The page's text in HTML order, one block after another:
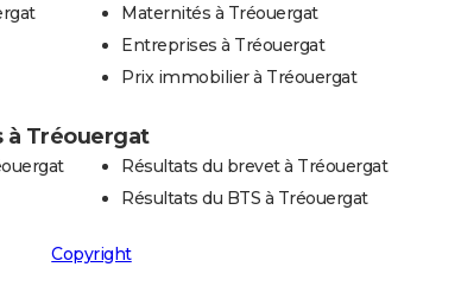
Maternités à Tréouergat
Entreprises à Tréouergat
Prix immobilier à Tréouergat
à Tréouergat
Résultats du brevet à Tréouergat
Résultats du BTS à Tréouergat
Copyright